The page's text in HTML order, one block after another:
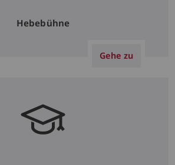
Hebebühne
Gehe zu